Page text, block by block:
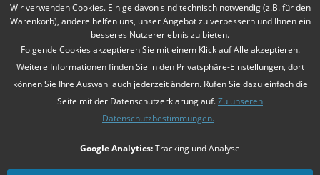
Zahlungsarten Mehr Informationen
falls nicht anders beschrieben
Unsere Angebote richten sich ausschließlich an Unternehmer gemäß§14
Wir verwenden Cookies. Einige davon sind technisch notwendig (z.B. für den
Warenkorb), andere helfen uns, unser Angebot zu verbessern und Ihnen ein
besseres Nutzererlebnis zu bieten.
Folgende Cookies akzeptieren Sie mit einem Klick auf Alle akzeptieren.
Weitere Informationen finden Sie in den Privatsphäre-Einstellungen, dort
können Sie Ihre Auswahl auch jederzeit ändern. Rufen Sie dazu einfach die
Seite mit der Datenschutzerklärung auf.Zu unseren
Datenschutzbestimmungen.
Google Analytics:Tracking und Analyse